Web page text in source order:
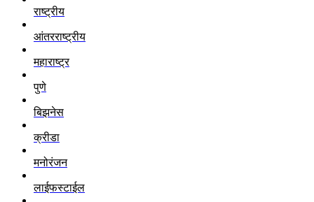
राष्ट्रीय
आंतरराष्ट्रीय
महाराष्ट्र
पुणे
बिझनेस
क्रीडा
मनोरंजन
लाईफस्टाईल